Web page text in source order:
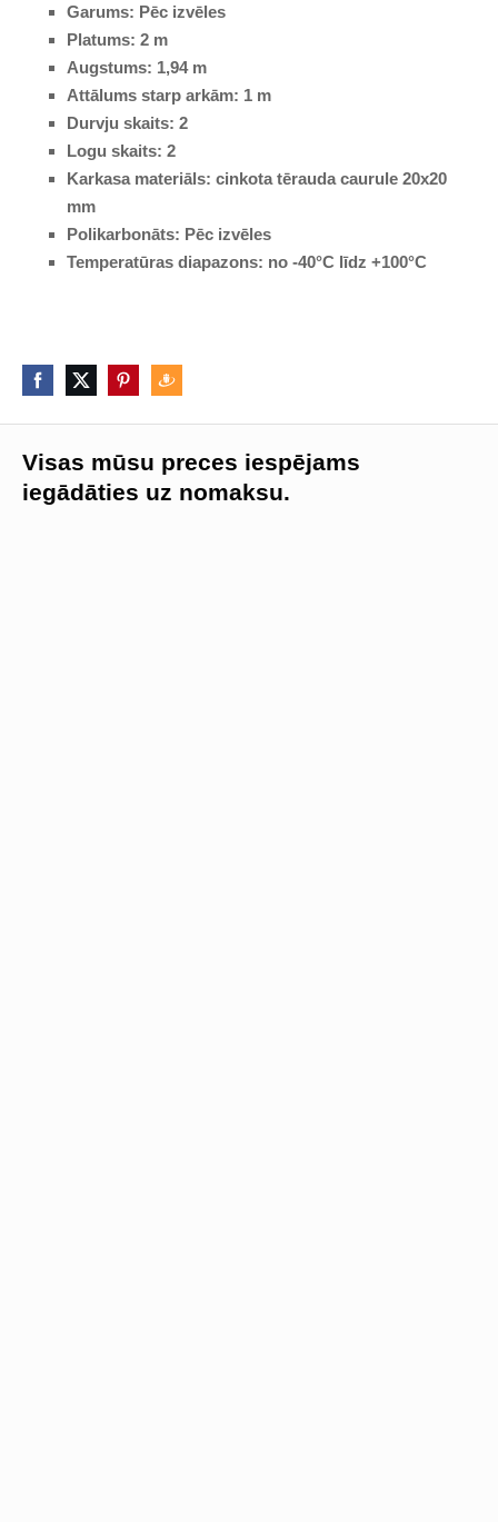
Visas mūsu preces iespējams
iegādāties uz nomaksu.
Garums: Pēc izvēles
Platums: 2 m
Augstums: 1,94 m
Attālums starp arkām: 1 m
Durvju skaits: 2
Logu skaits: 2
Karkasa materiāls: cinkota tērauda caurule 20x20
mm
Polikarbonāts: Pēc izvēles
Temperatūras diapazons: no -40°C līdz +100°C